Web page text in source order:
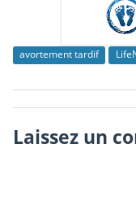
avortement tardif
Laissez un